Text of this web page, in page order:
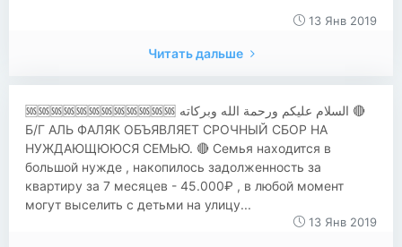
13 Янв 2019
Читать дальше
🆘🆘🆘🆘🆘🆘🆘🆘🆘🆘🆘🆘 السلام عليكم ورحمة الله وبركاته 🔴
Б/Г АЛЬ ФАЛЯК ОБЪЯВЛЯЕТ СРОЧНЫЙ СБОР НА
НУЖДАЮЩЮЮСЯ СЕМЬЮ. 🔴 Семья находится в
большой нужде , накопилось задолженность за
квартиру за 7 месяцев - 45.000₽ , в любой момент
могут выселить с детьми на улицу...
13 Янв 2019